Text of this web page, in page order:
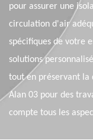
pour assurer une
circulation d'air
spécifiques de votre
solutions
tout en préservant la
Alan 03 pour des
compte tous les